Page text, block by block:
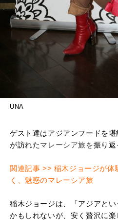
UNA
ゲスト達はアジアンフードを
が訪れたマレーシア旅を振り返
関連記事 >> 稲木ジョージが体
く、魅惑のマレーシア旅
稲木ジョージは、「アジアと
かもしれないが、安く贅沢に